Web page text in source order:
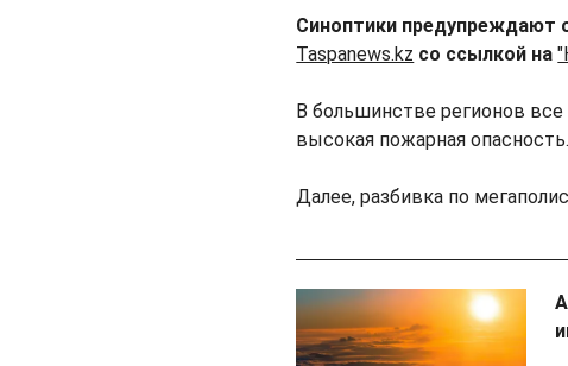
Синоптики предупреждают
Taspanews.kz со ссылкой на
В большинстве регионов
высокая пожарная опасность.
Далее, разбивка по